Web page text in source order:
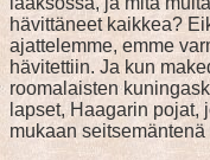
hävittäneet kaikkea?
ajattelemme, emme
hävitettiin. Ja kun
roomalaisten
lapset, Haagarin
mukaan